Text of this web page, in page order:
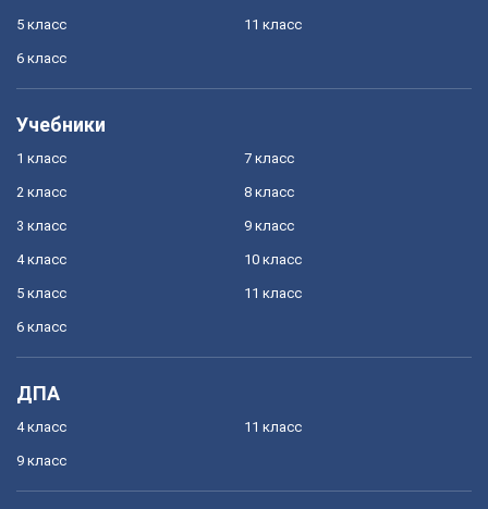
5 класс
6 класс
11 класс
Учебники
1 класс
2 класс
3 класс
4 класс
5 класс
6 класс
7 класс
8 класс
9 класс
10 класс
11 класс
ДПА
4 класс
9 класс
11 класс